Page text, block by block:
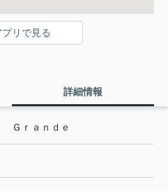
リで見る
詳細情報
Ｇｒａｎｄｅ